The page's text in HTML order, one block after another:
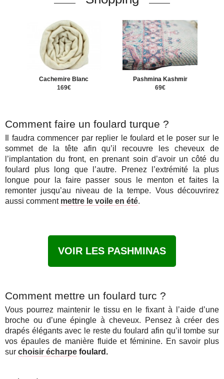
Cachemire Blanc
169€
Pashmina Kashmir
69€
Comment faire un foulard turque ?
Il faudra commencer par replier le foulard et le poser sur le
sommet de la tête afin qu’il recouvre les cheveux de
l’implantation du front, en prenant soin d’avoir un côté du
foulard plus long que l’autre. Prenez l’extrémité la plus
longue pour la faire passer sous le menton et faites la
remonter jusqu’au niveau de la tempe. Vous découvrirez
aussi comment mettre le voile en été.
VOIR LES PASHMINAS
Comment mettre un foulard turc ?
Vous pourrez maintenir le tissu en le fixant à l’aide d’une
broche ou d’une épingle à cheveux. Pensez à créer des
drapés élégants avec le reste du foulard afin qu’il tombe sur
vos épaules de manière fluide et féminine. En savoir plus
sur choisir écharpe foulard.